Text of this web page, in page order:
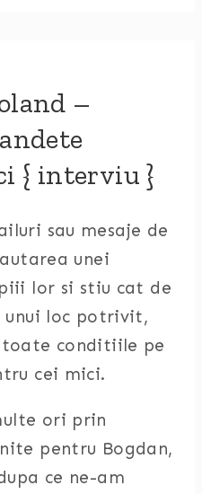
–
{ interviu }
sau mesaje de
unei
lor si stiu cat de
unui loc potrivit,
toate conditiile pe
cei mici.
ori prin
pentru Bogdan,
ce ne-am